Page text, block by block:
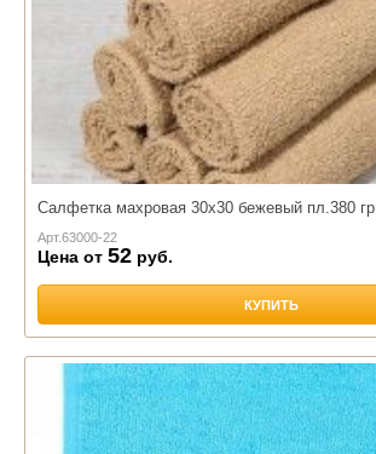
Салфетка махровая 30х30 бежевый пл.380 гр
Арт.63000-22
Цена от 52 руб.
КУПИТЬ